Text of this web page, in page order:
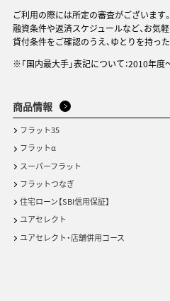
ご利用の際には所定の審査がございます
融資条件や返済スケジュールなど、お気
貸付条件をご確認のうえ、ゆとりを持っ
※「国内最大手」表記について：2010年
商品情報
フラット35
フラットα
スーパーフラット
フラットつなぎ
住宅ローン【SBI信用保証】
ユアセレクト
ユアセレクト・店舗併用コース